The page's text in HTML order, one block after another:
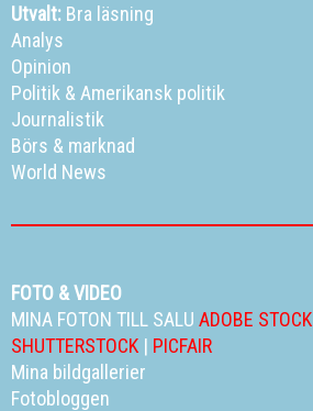
Utvalt: Bra läsning
Analys
Opinion
Politik & Amerikansk politik
Journalistik
Börs & marknad
World News
FOTO & VIDEO
MINA FOTON TILL SALU ADOBE STOCK
SHUTTERSTOCK | PICFAIR
Mina bildgallerier
Fotobloggen